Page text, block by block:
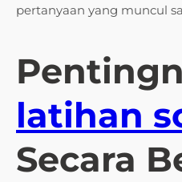
pertanyaan yang muncul
latihan
Secara